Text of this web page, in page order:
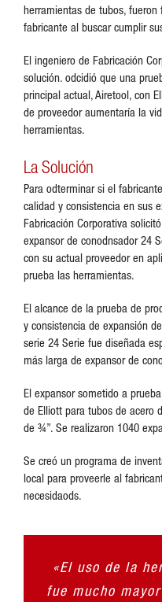
herramientas de tubos,
fabricante al buscar cumplir
El ingeniero de Fabricación
solución. odcidió que una
principal actual, Airetool, con
de proveedor aumentaría la
herramientas.
La Solución
Para odterminar si el
calidad y consistencia en sus
Fabricación Corporativa
expansor de conodnsador 24
con su actual proveedor en
prueba las herramientas.
El alcance de la prueba de
y consistencia de expansión
serie 24 Serie fue diseñada
más larga de expansor de
El expansor sometido a
de Elliott para tubos de acero
de ¾”. Se realizaron 1040
Se creó un programa de
local para proveerle al
necesidaods.
«El uso de la
fue mucho